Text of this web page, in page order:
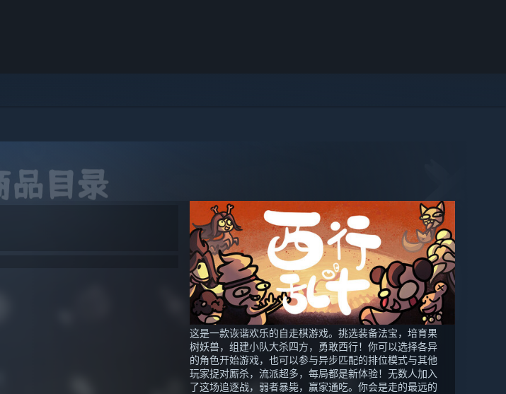
这是一款诙谐欢乐的自走棋游戏。挑选装备法宝，培育果
树妖兽，组建小队大杀四方，勇敢西行！你可以选择各异
的角色开始游戏，也可以参与异步匹配的排位模式与其他
玩家捉对厮杀，流派超多，每局都是新体验！无数人加入
了这场追逐战，弱者暴毙，赢家通吃。你会是走的最远的